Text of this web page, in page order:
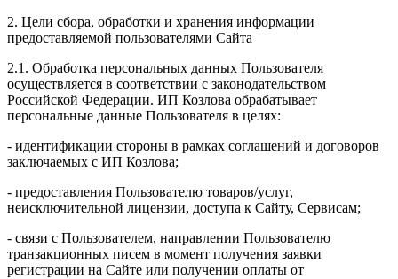
2. Цели сбора, обработки и хранения информации
предоставляемой пользователями Сайта
2.1. Обработка персональных данных Пользователя
осуществляется в соответствии с законодательством
Российской Федерации. ИП Козловa обрабатывает
персональные данные Пользователя в целях:
- идентификации стороны в рамках соглашений и договоров
заключаемых с ИП Козлова;
- предоставления Пользователю товаров/услуг,
неисключительной лицензии, доступа к Сайту, Сервисам;
- связи с Пользователем, направлении Пользователю
транзакционных писем в момент получения заявки
регистрации на Сайте или получении оплаты от